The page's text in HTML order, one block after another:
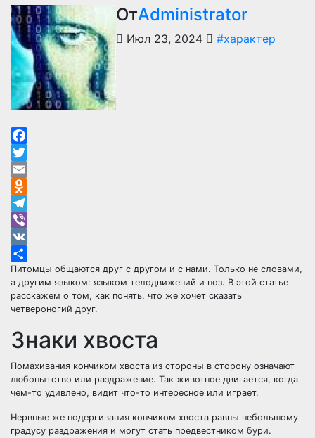
ОтAdministrator
Июл 23, 2024 #характер
Facebook
Twitter
Email
Odnoklassniki
Telegram
Viber
VK
Отправить
Питомцы общаются друг с другом и с нами. Только не словами,
а другим языком: языком телодвижений и поз. В этой статье
расскажем о том, как понять, что же хочет сказать
четвероногий друг.
Знаки хвоста
Помахивания кончиком хвоста из стороны в сторону означают
любопытство или раздражение. Так животное двигается, когда
чем-то удивлено, видит что-то интересное или играет.
Нервные же подергивания кончиком хвоста равны небольшому
градусу раздражения и могут стать предвестником бури.